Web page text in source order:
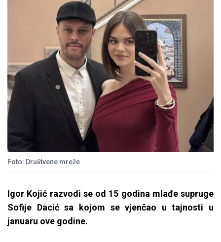
Foto: Društvene mreže
Igor Kojić razvodi se od 15 godina mlađe supruge
Sofije Dacić sa kojom se vjenčao u tajnosti u
januaru ove godine.